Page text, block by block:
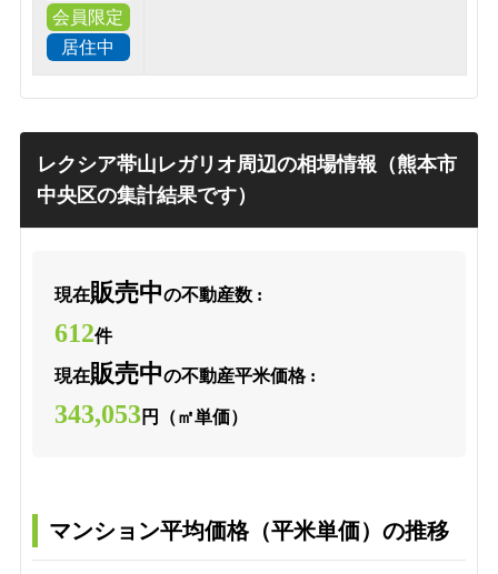
会員限定
居住中
レクシア帯山レガリオ周辺の相場情報（熊本市
中央区の集計結果です）
現在販売中の不動産数 :
612件
現在販売中の不動産平米価格 :
343,053円（㎡単価）
マンション平均価格（平米単価）の推移